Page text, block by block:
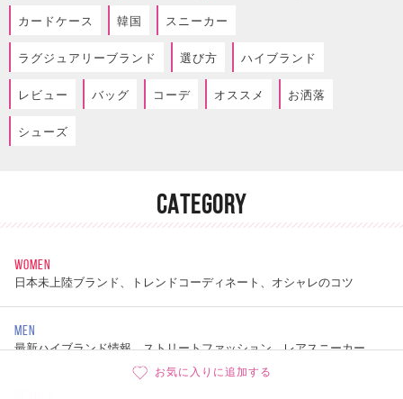
お気に入りに追加する
カードケース 韓国 スニーカー
ラグジュアリーブランド 選び方 ハイブランド
レビュー バッグ コーデ オススメ お洒落
シューズ
CATEGORY
WOMEN
日本未上陸ブランド、トレンドコーディネート、オシャレのコツ
MEN
最新ハイブランド情報、ストリートファッション、レアスニーカー